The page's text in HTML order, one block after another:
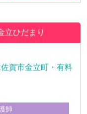
立ひだまり
賀市金立町・有料
師